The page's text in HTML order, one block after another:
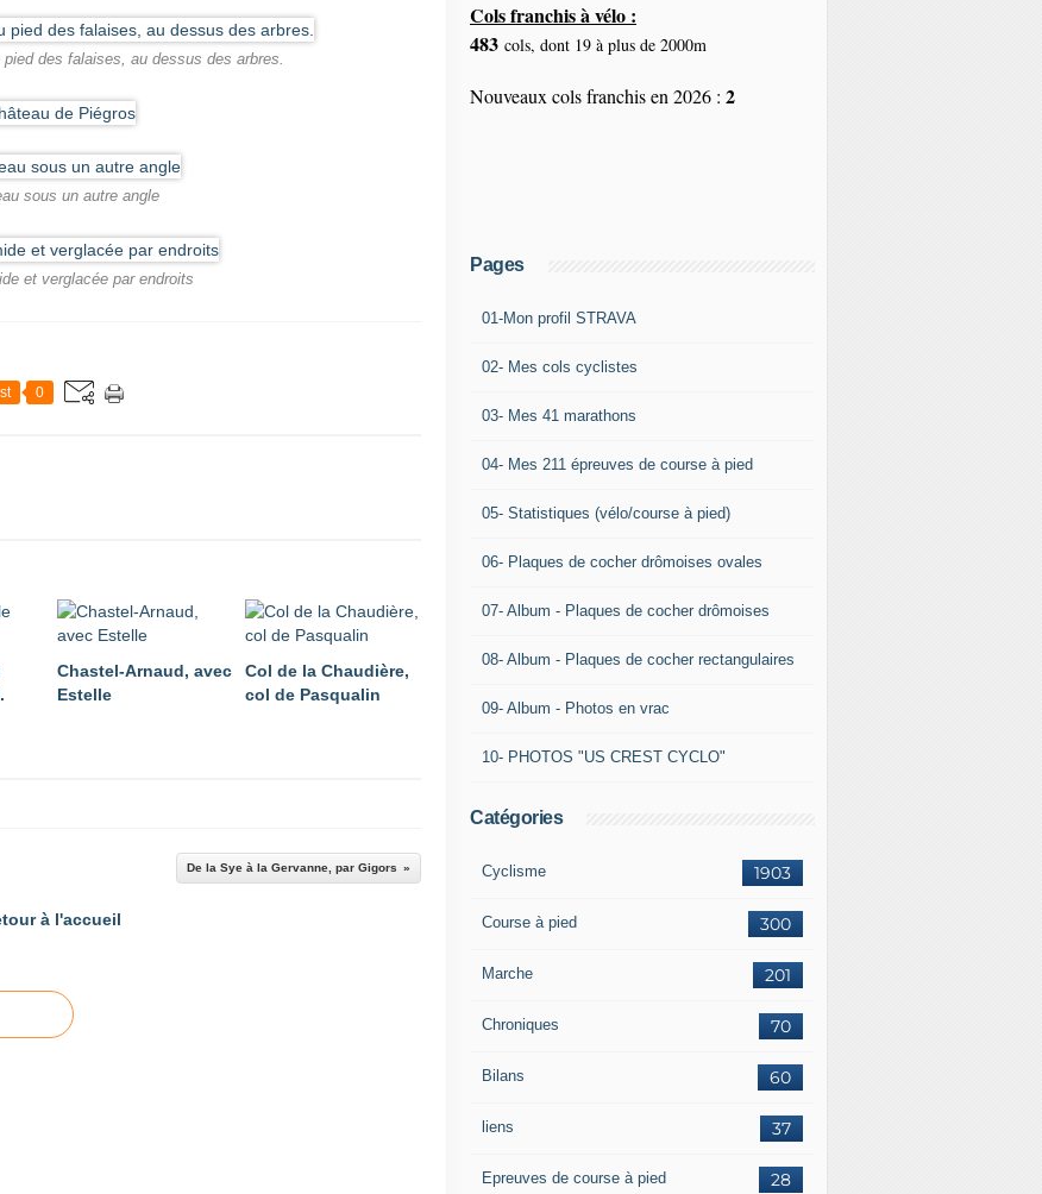
des falaises, au dessus des arbres.
sous un autre angle
et verglacée par endroits
0
Chastel-Arnaud, avec
Estelle
Col de la Chaudière,
col de Pasqualin
De la Sye à la Gervanne, par Gigors
à l'accueil
Cols franchis à vélo :
483 cols, dont 19 à plus de 2000m
Nouveaux cols franchis en 2026 : 2
Pages
01-Mon profil STRAVA
02- Mes cols cyclistes
03- Mes 41 marathons
04- Mes 211 épreuves de course à pied
05- Statistiques (vélo/course à pied)
06- Plaques de cocher drômoises ovales
07- Album - Plaques de cocher drômoises
08- Album - Plaques de cocher rectangulaires
09- Album - Photos en vrac
10- PHOTOS "US CREST CYCLO"
Catégories
1903
Cyclisme
300
Course à pied
201
Marche
70
Chroniques
60
Bilans
37
liens
28
Epreuves de course à pied